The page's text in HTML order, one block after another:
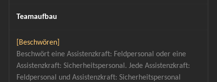
Teamaufbau
[Beschwören]
Beschwört eine Assistenzkraft: Feldpersonal oder eine
Assistenzkraft: Sicherheitspersonal. Jede Assistenzkraft:
Feldpersonal und Assistenzkraft: Sicherheitspersonal